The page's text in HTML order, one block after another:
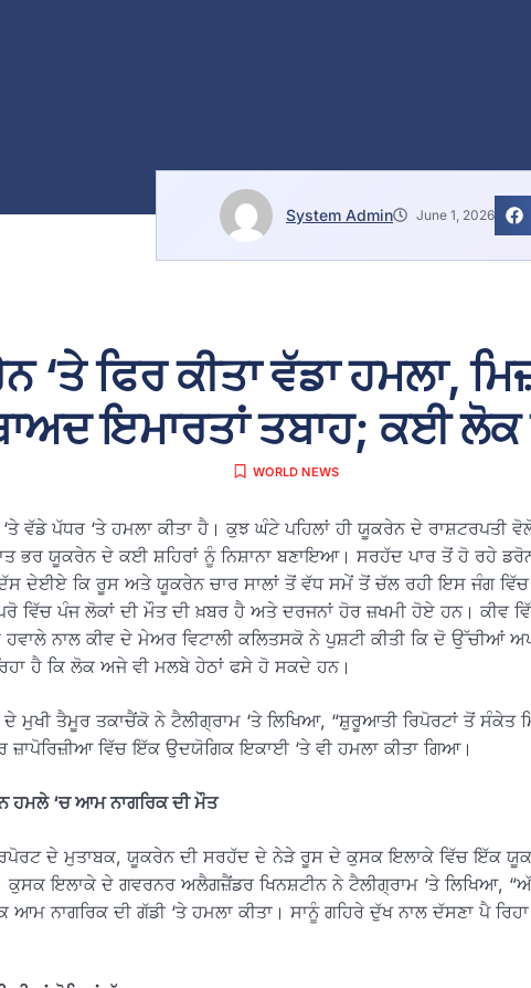
System Admin June 1, 2026
‘ਤੇ ਫਿਰ ਕੀਤਾ ਵੱਡਾ ਹਮਲਾ,
ਇਮਾਰਤਾਂ ਤਬਾਹ; ਕਈ
WORLD NEWS
ਵੱਡੇ ਪੱਧਰ ‘ਤੇ ਹਮਲਾ ਕੀਤਾ ਹੈ। ਕੁਝ ਘੰਟੇ ਪਹਿਲਾਂ ਹੀ ਯੂਕਰੇਨ ਦੇ ਰਾਸ਼ਟਰਪਤੀ
ਭਰ ਯੂਕਰੇਨ ਦੇ ਕਈ ਸ਼ਹਿਰਾਂ ਨੂੰ ਨਿਸ਼ਾਨਾ ਬਣਾਇਆ। ਸਰਹੱਦ ਪਾਰ ਤੋਂ ਹੋ ਰਹੇ
ਦੇਈਏ ਕਿ ਰੂਸ ਅਤੇ ਯੂਕਰੇਨ ਚਾਰ ਸਾਲਾਂ ਤੋਂ ਵੱਧ ਸਮੇਂ ਤੋਂ ਚੱਲ ਰਹੀ ਇਸ ਜੰਗ
ਵਿੱਚ ਪੰਜ ਲੋਕਾਂ ਦੀ ਮੌਤ ਦੀ ਖ਼ਬਰ ਹੈ ਅਤੇ ਦਰਜਨਾਂ ਹੋਰ ਜ਼ਖਮੀ ਹੋਏ ਹਨ। ਕੀਵ
ਹਵਾਲੇ ਨਾਲ ਕੀਵ ਦੇ ਮੇਅਰ ਵਿਟਾਲੀ ਕਲਿਤਸਕੋ ਨੇ ਪੁਸ਼ਟੀ ਕੀਤੀ ਕਿ ਦੋ ਉੱਚੀਆਂ
ਹੈ ਕਿ ਲੋਕ ਅਜੇ ਵੀ ਮਲਬੇ ਹੇਠਾਂ ਫਸੇ ਹੋ ਸਕਦੇ ਹਨ।
ਦੇ ਮੁਖੀ ਤੈਮੂਰ ਤਕਾਚੈਂਕੋ ਨੇ ਟੈਲੀਗ੍ਰਾਮ ‘ਤੇ ਲਿਖਿਆ, “ਸ਼ੁਰੂਆਤੀ ਰਿਪੋਰਟਾਂ ਤੋਂ ਸੰਕੇਤ
ਜ਼ਾਪੋਰਿਜ਼ੀਆ ਵਿੱਚ ਇੱਕ ਉਦਯੋਗਿਕ ਇਕਾਈ ‘ਤੇ ਵੀ ਹਮਲਾ ਕੀਤਾ ਗਿਆ।
ਹਮਲੇ ‘ਚ ਆਮ ਨਾਗਰਿਕ ਦੀ ਮੌਤ
ਦੇ ਮੁਤਾਬਕ, ਯੂਕਰੇਨ ਦੀ ਸਰਹੱਦ ਦੇ ਨੇੜੇ ਰੂਸ ਦੇ ਕੁਸਕ ਇਲਾਕੇ ਵਿੱਚ ਇੱਕ
ਇਲਾਕੇ ਦੇ ਗਵਰਨਰ ਅਲੈਗਜ਼ੈਂਡਰ ਖਿਨਸ਼ਟੀਨ ਨੇ ਟੈਲੀਗ੍ਰਾਮ ‘ਤੇ ਲਿਖਿਆ,
ਨਾਗਰਿਕ ਦੀ ਗੱਡੀ ‘ਤੇ ਹਮਲਾ ਕੀਤਾ। ਸਾਨੂੰ ਗਹਿਰੇ ਦੁੱਖ ਨਾਲ ਦੱਸਣਾ ਪੈ